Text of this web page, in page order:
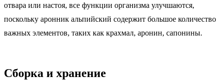
отвара или настоя, все функции организма улучшаются,
поскольку аронник альпийский содержит большое количество
важных элементов, таких как крахмал, аронин, сапонины.
Сборка и хранение